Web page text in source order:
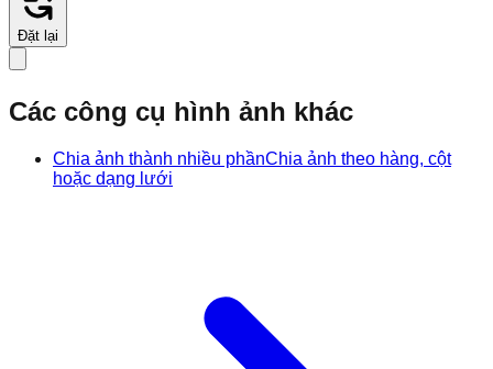
Đặt lại
Các công cụ hình ảnh khác
Chia ảnh thành nhiều phầnChia ảnh theo hàng, cột
hoặc dạng lưới